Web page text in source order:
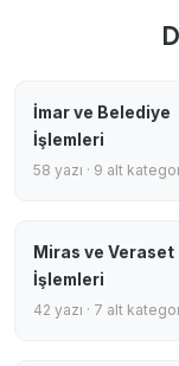
İmar ve Belediye
İşlemleri
58 yazı · 9 alt
Miras ve Veraset
İşlemleri
42 yazı · 7 alt